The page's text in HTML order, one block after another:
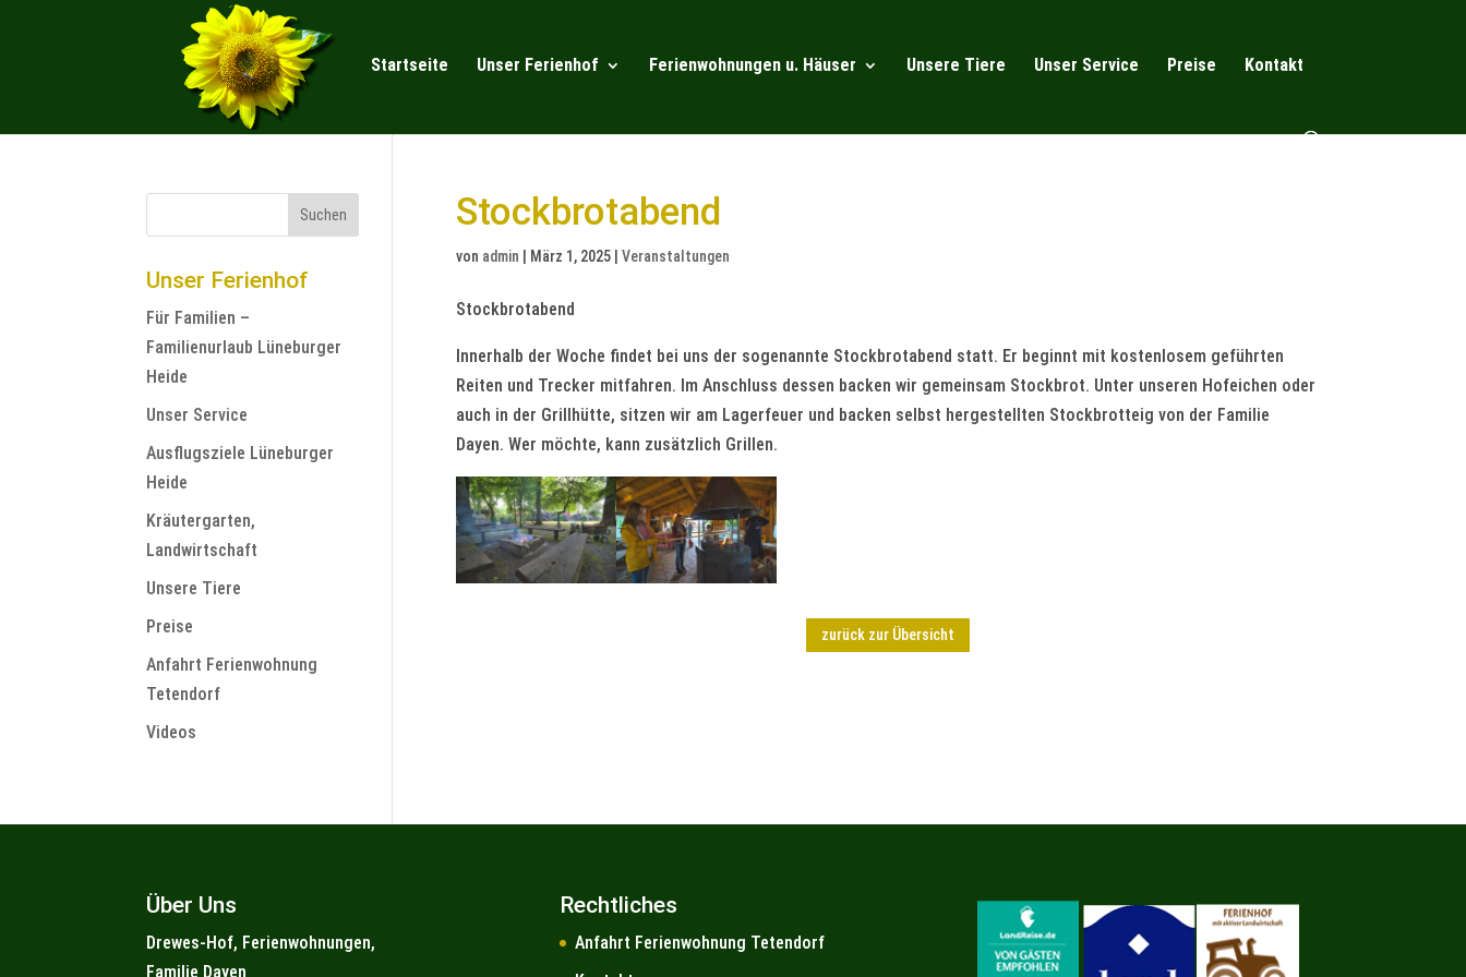
Startseite Unser Ferienhof Ferienwohnungen u. Häuser Unsere Tiere Unser Service Preise Kontakt
Stockbrotabend
von admin März 1, 2025| Veranstaltungen
Stockbrotabend
Innerhalb der Woche findet bei uns der sogenannte Stockbrotabend statt. Er beginnt mit kostenlosem geführten
Reiten und Trecker mitfahren. Im Anschluss dessen backen wir gemeinsam Stockbrot. Unter unseren Hofeichen oder
auch in der Grillhütte, sitzen wir am Lagerfeuer und backen selbst hergestellten Stockbrotteig von der Familie
Dayen. Wer möchte, kann zusätzlich Grillen.
zurück zur Übersicht
Unser Ferienhof
Für Familien –
Familienurlaub Lüneburger
Heide
Unser Service
Ausflugsziele Lüneburger
Heide
Kräutergarten,
Landwirtschaft
Unsere Tiere
Preise
Anfahrt Ferienwohnung
Tetendorf
Videos
Über Uns
Drewes-Hof, Ferienwohnungen,
Familie Dayen
Rechtliches
Anfahrt Ferienwohnung Tetendorf